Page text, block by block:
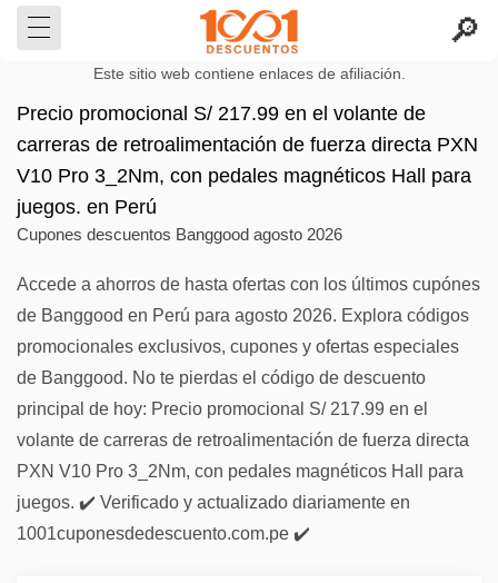
Este sitio web contiene enlaces de afiliación.
Precio promocional S/ 217.99 en el volante de
carreras de retroalimentación de fuerza directa PXN
V10 Pro 3_2Nm, con pedales magnéticos Hall para
juegos. en Perú
Cupones descuentos Banggood agosto 2026
Accede a ahorros de hasta ofertas con los últimos cupónes
de Banggood en Perú para agosto 2026. Explora códigos
promocionales exclusivos, cupones y ofertas especiales
de Banggood. No te pierdas el código de descuento
principal de hoy: Precio promocional S/ 217.99 en el
volante de carreras de retroalimentación de fuerza directa
PXN V10 Pro 3_2Nm, con pedales magnéticos Hall para
juegos. ✔️ Verificado y actualizado diariamente en
1001cuponesdedescuento.com.pe ✔️